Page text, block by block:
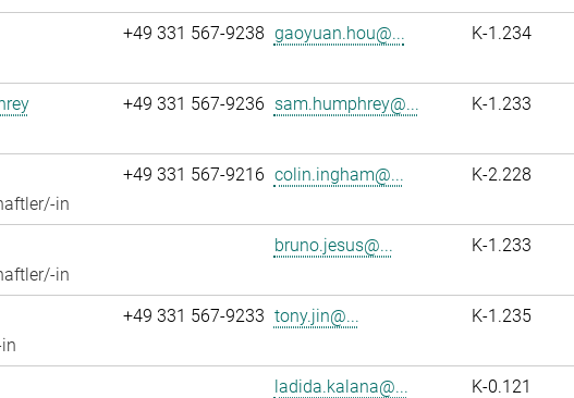
+49 331 567-9238 gaoyuan.hou@... K-1.234
+49 331 567-9236 sam.humphrey@... K-1.233
in
+49 331 567-9216 colin.ingham@... K-2.228
in
bruno.jesus@... K-1.233
+49 331 567-9233 tony.jin@... K-1.235
ladida.kalana@...
K-0.121